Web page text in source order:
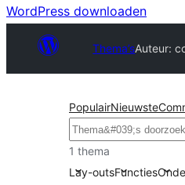
WordPress downloaden
Thema’sAuteur:
PopulairNieuwste
Zoeken
1 thema
Lay-outsFuncties